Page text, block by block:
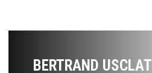
BERTRAND USCLAT